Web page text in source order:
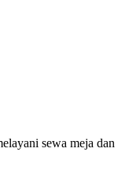
sewa meja dan